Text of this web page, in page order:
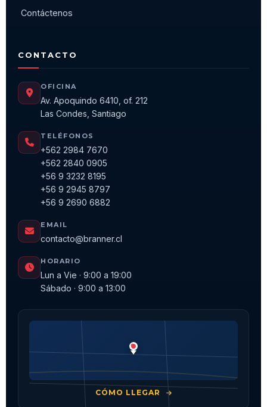
Contáctenos
CONTACTO
OFICINA
Av. Apoquindo 6410, of. 212
Las Condes, Santiago
TELÉFONOS
+562 2984 7670
+562 2840 0905
+56 9 3232 8195
+56 9 2945 8797
+56 9 2690 6882
EMAIL
contacto@branner.cl
HORARIO
Lun a Vie · 9:00 a 19:00
Sábado · 9:00 a 13:00
CÓMO LLEGAR